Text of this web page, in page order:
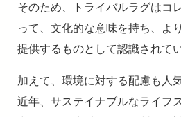
そのため、トライバルラグはコ
って、文化的な意味を持ち、よ
提供するものとして認識されて
加えて、環境に対する配慮も人
近年、サステイナブルなライフ